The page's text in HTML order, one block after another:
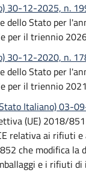
30-12-2025, n.
dello Stato per
per il triennio
30-12-2020, n.
dello Stato per
per il triennio
Italiano) 03-
(UE) 2018/
relativa ai rifiuti e
che modifica la
e i rifiuti di